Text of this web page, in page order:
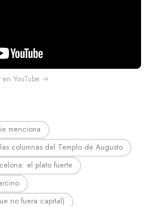
en YouTube →
menciona
columnas del Templo de Augusto
el plato fuerte
no fuera capital)